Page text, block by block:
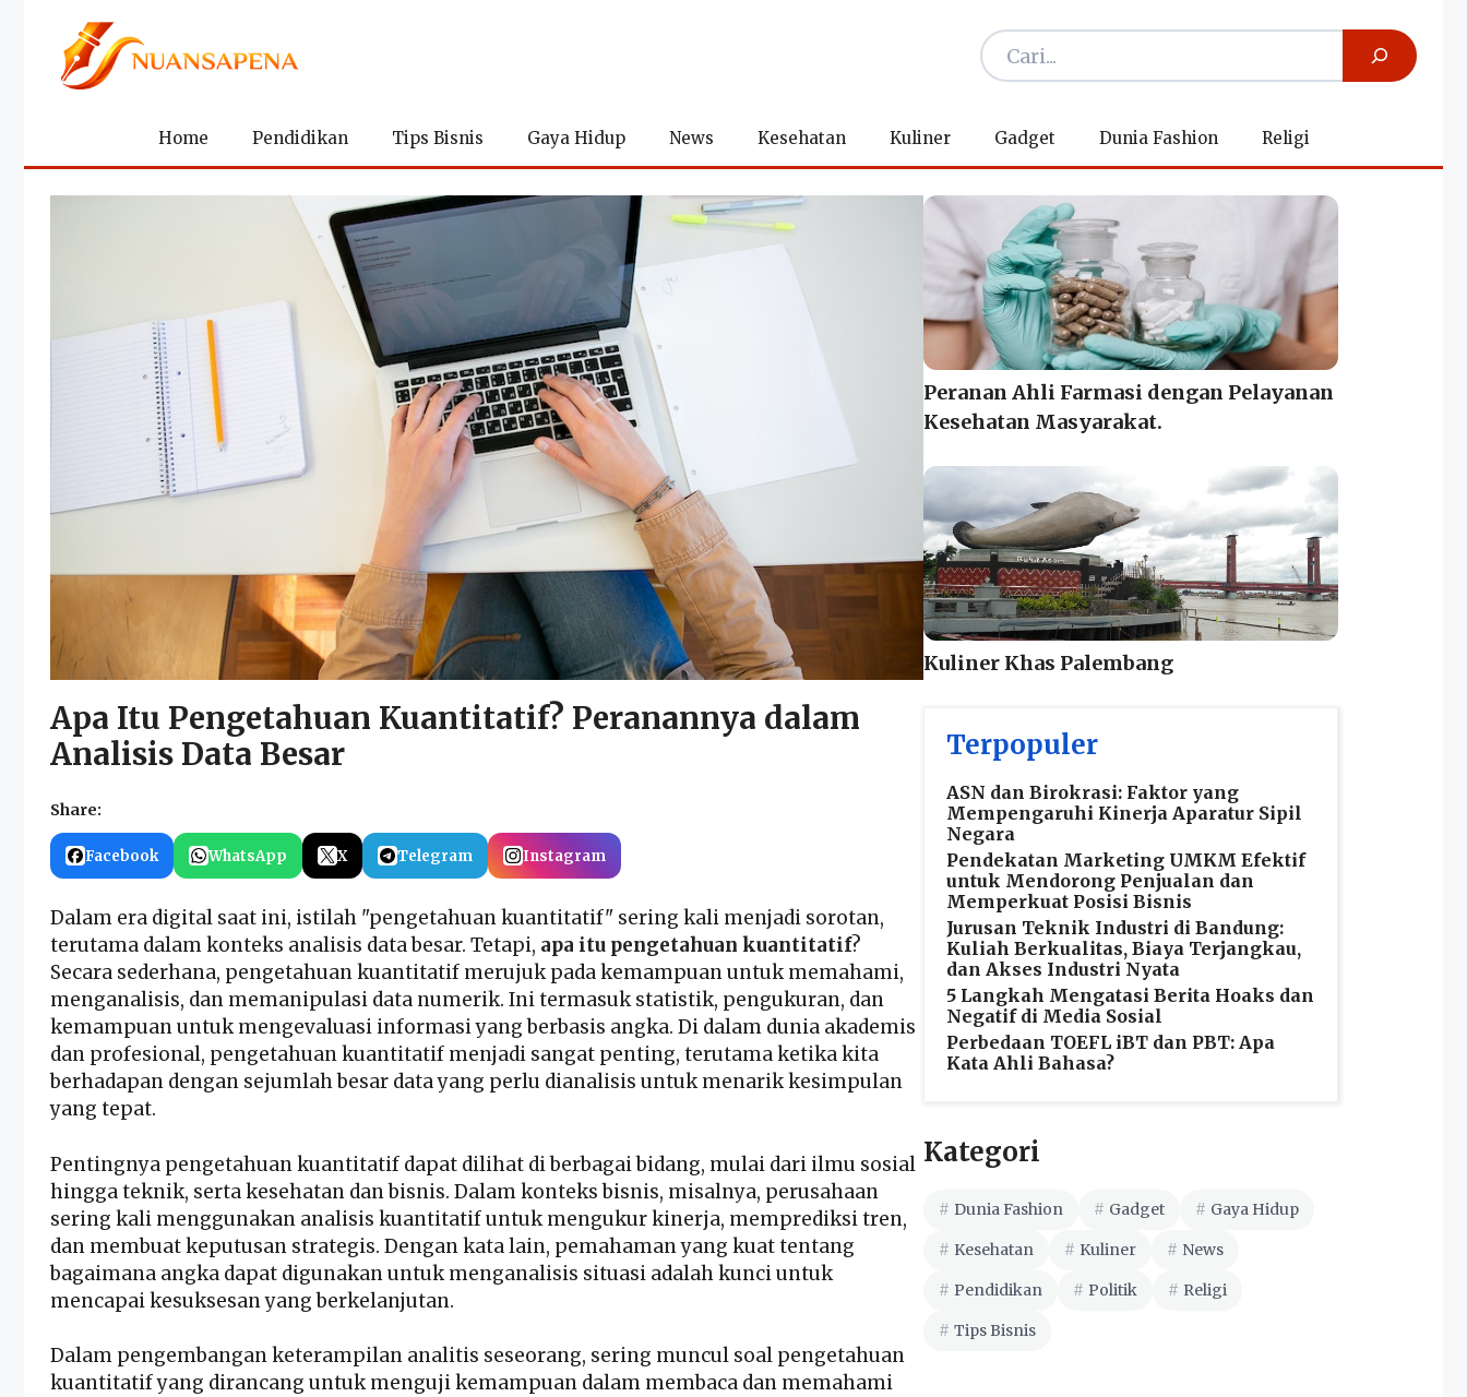
Home Pendidikan Tips Bisnis Gaya Hidup News Kesehatan Kuliner Gadget Dunia Fashion Religi
Apa Itu Pengetahuan Kuantitatif? Peranannya dalam
Analisis Data Besar
Share:
Facebook WhatsApp X Telegram Instagram
Dalam era digital saat ini, istilah "pengetahuan kuantitatif" sering kali menjadi sorotan,
terutama dalam konteks analisis data besar. Tetapi, apa itu pengetahuan kuantitatif?
Secara sederhana, pengetahuan kuantitatif merujuk pada kemampuan untuk memahami,
menganalisis, dan memanipulasi data numerik. Ini termasuk statistik, pengukuran, dan
kemampuan untuk mengevaluasi informasi yang berbasis angka. Di dalam dunia akademis
dan profesional, pengetahuan kuantitatif menjadi sangat penting, terutama ketika kita
berhadapan dengan sejumlah besar data yang perlu dianalisis untuk menarik kesimpulan
yang tepat.
Pentingnya pengetahuan kuantitatif dapat dilihat di berbagai bidang, mulai dari ilmu sosial
hingga teknik, serta kesehatan dan bisnis. Dalam konteks bisnis, misalnya, perusahaan
sering kali menggunakan analisis kuantitatif untuk mengukur kinerja, memprediksi tren,
dan membuat keputusan strategis. Dengan kata lain, pemahaman yang kuat tentang
bagaimana angka dapat digunakan untuk menganalisis situasi adalah kunci untuk
mencapai kesuksesan yang berkelanjutan.
Dalam pengembangan keterampilan analitis seseorang, sering muncul soal pengetahuan
kuantitatif yang dirancang untuk menguji kemampuan dalam membaca dan memahami
Peranan Ahli Farmasi dengan Pelayanan
Kesehatan Masyarakat.
Kuliner Khas Palembang
Terpopuler
ASN dan Birokrasi: Faktor yang
Mempengaruhi Kinerja Aparatur Sipil
Negara
Pendekatan Marketing UMKM Efektif
untuk Mendorong Penjualan dan
Memperkuat Posisi Bisnis
Jurusan Teknik Industri di Bandung:
Kuliah Berkualitas, Biaya Terjangkau,
dan Akses Industri Nyata
5 Langkah Mengatasi Berita Hoaks dan
Negatif di Media Sosial
Perbedaan TOEFL iBT dan PBT: Apa
Kata Ahli Bahasa?
Kategori
Dunia Fashion Gadget Gaya Hidup
Kesehatan Kuliner News
Pendidikan Politik Religi
Tips Bisnis